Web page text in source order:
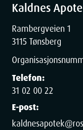
Kaldnes
Rambergveien 1
3115 Tønsberg
Telefon:
31 02 00 22
E-post: